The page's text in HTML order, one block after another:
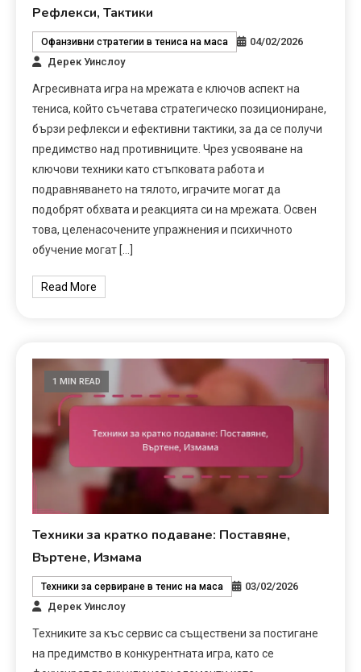
Рефлекси, Тактики
Офанзивни стратегии в тениса на маса
04/02/2026
Дерек Уинслоу
Агресивната игра на мрежата е ключов аспект на
тениса, който съчетава стратегическо позициониране,
бързи рефлекси и ефективни тактики, за да се получи
предимство над противниците. Чрез усвояване на
ключови техники като стъпковата работа и
подравняването на тялото, играчите могат да
подобрят обхвата и реакцията си на мрежата. Освен
това, целенасочените упражнения и психичното
обучение могат […]
Read More
1 MIN READ
Техники за кратко подаване: Поставяне,
Въртене, Измама
Техники за сервиране в тенис на маса
03/02/2026
Дерек Уинслоу
Техниките за къс сервис са съществени за постигане
на предимство в конкурентната игра, като се